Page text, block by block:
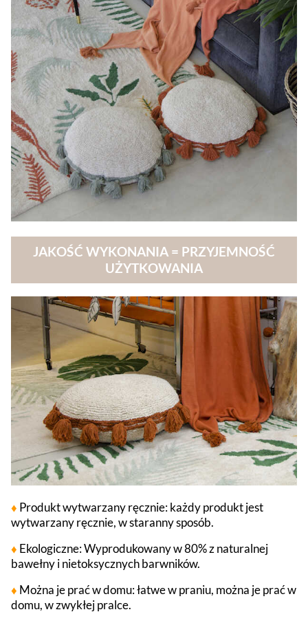
JAKOŚĆ WYKONANIA = PRZYJEMNOŚĆ
UŻYTKOWANIA
♦ Produkt wytwarzany ręcznie: każdy produkt jest
wytwarzany ręcznie, w staranny sposób.
♦ Ekologiczne: Wyprodukowany w 80% z naturalnej
bawełny i nietoksycznych barwników.
♦ Można je prać w domu: łatwe w praniu, można je prać w
domu, w zwykłej pralce.